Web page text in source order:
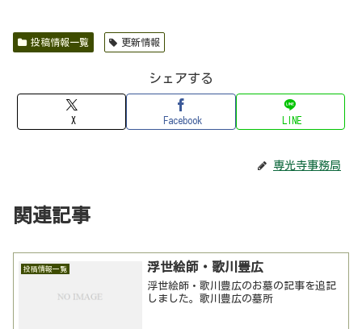
投稿情報一覧 更新情報
シェアする
X Facebook LINE
専光寺事務局
関連記事
投稿情報一覧 浮世絵師・歌川豊広
浮世絵師・歌川豊広のお墓の記事を追記
しました。歌川豊広の墓所